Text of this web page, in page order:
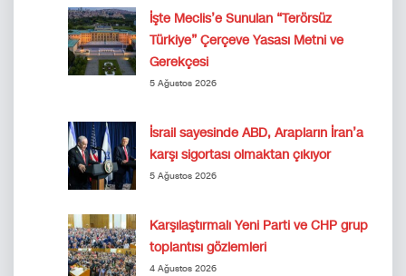
İşte Meclis’e Sunulan “Terörsüz
Türkiye” Çerçeve Yasası Metni ve
Gerekçesi
5 Ağustos 2026
İsrail sayesinde ABD, Arapların İran’a
karşı sigortası olmaktan çıkıyor
5 Ağustos 2026
Karşılaştırmalı Yeni Parti ve CHP grup
toplantısı gözlemleri
4 Ağustos 2026